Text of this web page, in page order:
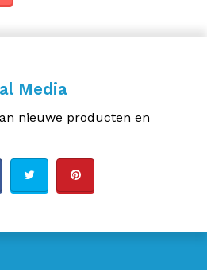
Media
nieuwe producten en